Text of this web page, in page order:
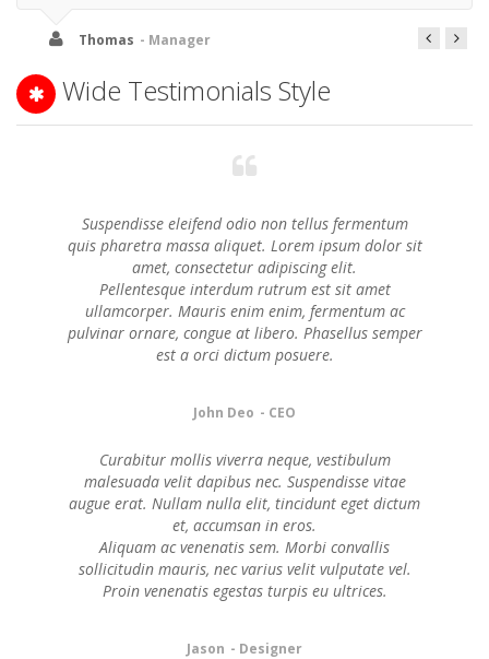
Thomas - Manager
Wide Testimonials Style
Suspendisse eleifend odio non tellus fermentum
quis pharetra massa aliquet. Lorem ipsum dolor sit
amet, consectetur adipiscing elit.
Pellentesque interdum rutrum est sit amet
ullamcorper. Mauris enim enim, fermentum ac
pulvinar ornare, congue at libero. Phasellus semper
est a orci dictum posuere.
John Deo - CEO
Curabitur mollis viverra neque, vestibulum
malesuada velit dapibus nec. Suspendisse vitae
augue erat. Nullam nulla elit, tincidunt eget dictum
et, accumsan in eros.
Aliquam ac venenatis sem. Morbi convallis
sollicitudin mauris, nec varius velit vulputate vel.
Proin venenatis egestas turpis eu ultrices.
Jason - Designer